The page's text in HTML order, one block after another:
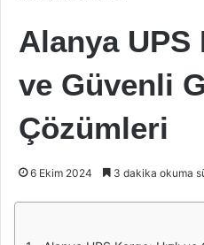
Alanya UPS
ve Güvenli
Çözümleri
6 Ekim 2024 3 dakika okuma